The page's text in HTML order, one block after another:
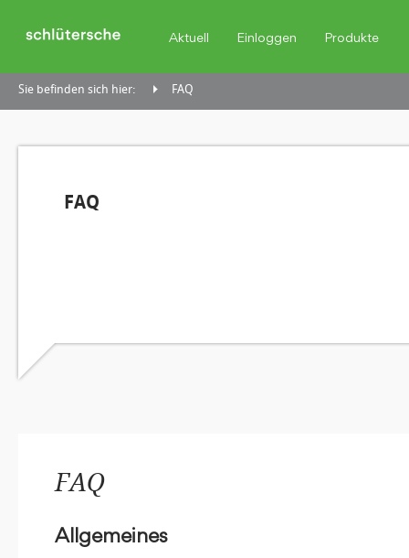
Aktuell Einloggen Produkte
Sie befinden sich hier: FAQ
FAQ
FAQ
Allgemeines